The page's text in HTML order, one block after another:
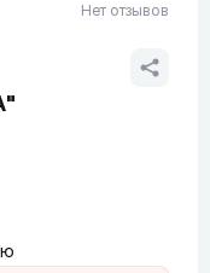
Нет отзывов